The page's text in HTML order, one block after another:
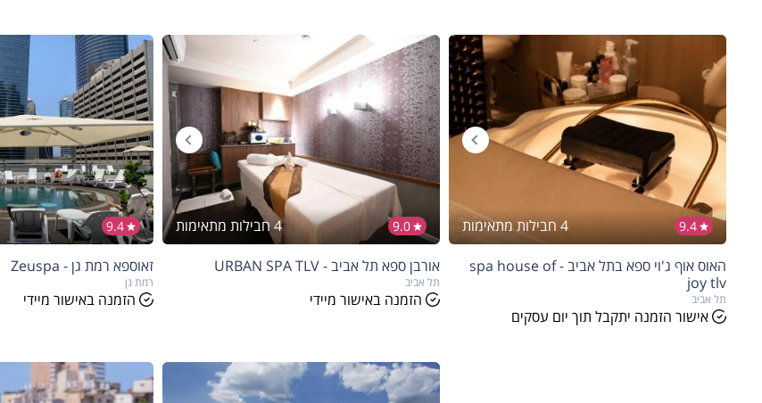
9.4 4 חבילות מתאימות
האוס אוף ג'וי ספא בתל אביב - spa house of
joy tlv
תל אביב
אישור הזמנה יתקבל תוך יום עסקים
9.0 4 חבילות מתאימות
אורבן ספא תל אביב - URBAN SPA TLV
תל אביב
הזמנה באישור מיידי
9.4
זאוספא רמת גן - Zeuspa
רמת גן
הזמנה באישור מיידי